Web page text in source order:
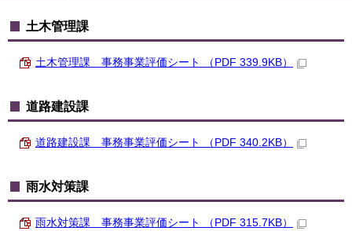
土木管理課
土木管理課 事務事業評価シート （PDF 339.9KB）
道路建設課
道路建設課 事務事業評価シート （PDF 340.2KB）
雨水対策課
雨水対策課 事務事業評価シート （PDF 315.7KB）